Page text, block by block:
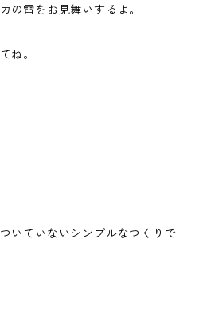
の雷をお見舞いするよ。
ね。
いていないシンプルなつくりで